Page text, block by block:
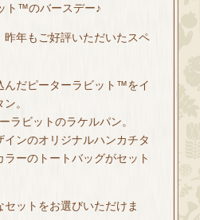
ト™のバースデー♪
昨年もご好評いただいたスペ
んだピーターラビット™をイ
。
ラビットのラケルパン。
ンのオリジナルハンカチタ
ーのトートバッグがセット
セットをお選びいただけま